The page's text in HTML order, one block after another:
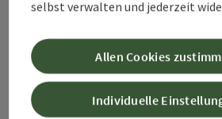
Kontakt
selbst verwalten und jederzeit
Individuelle
Allen Cookies